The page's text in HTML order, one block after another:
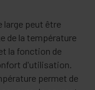
large peut être
de la température
la fonction de
d'utilisation.
permet de